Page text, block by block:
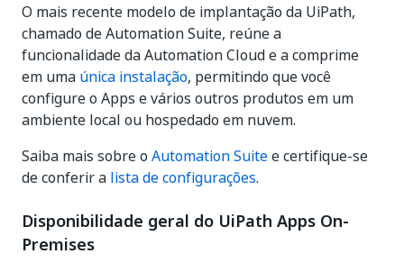
O mais recente modelo de implantação da UiPath,
chamado de Automation Suite, reúne a
funcionalidade da Automation Cloud e a comprime
em uma única instalação, permitindo que você
configure o Apps e vários outros produtos em um
ambiente local ou hospedado em nuvem.
Saiba mais sobre o Automation Suitee certifique-se
de conferir a lista de configurações.
Disponibilidade geral do UiPath Apps On-
Premises